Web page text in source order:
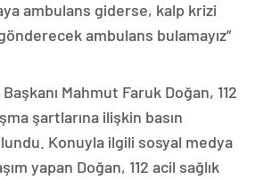
ambulans giderse, kalp krizi
ambulans bulamayız”
Mahmut Faruk Doğan, 112
şartlarına ilişkin basın
Konuyla ilgili sosyal medya
yapan Doğan, 112 acil sağlık